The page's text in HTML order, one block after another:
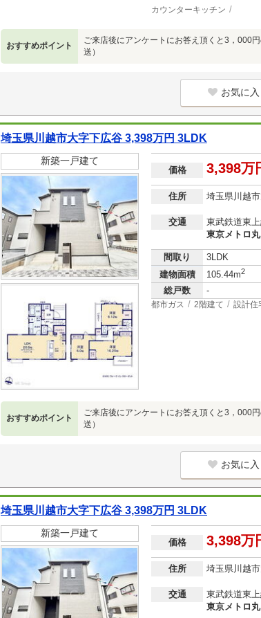
カウンターキッチン
おすすめポイント
ご来店後にアンケートにお答え頂くと3，000
送）
お気に
埼玉県川越市大字下広谷 3,398万円 3LDK
新築一戸建て
価格 3,398万
住所 埼玉県川越
交通
東武鉄道東
東京メトロ
間取り
3LDK
建物面積
105.44m2
総戸数 -
都市ガス 2階建て 設計住
おすすめポイント
ご来店後にアンケートにお答え頂くと3，000
送）
お気に
埼玉県川越市大字下広谷 3,398万円 3LDK
新築一戸建て
価格 3,398万
住所 埼玉県川越
交通
東武鉄道東
東京メトロ